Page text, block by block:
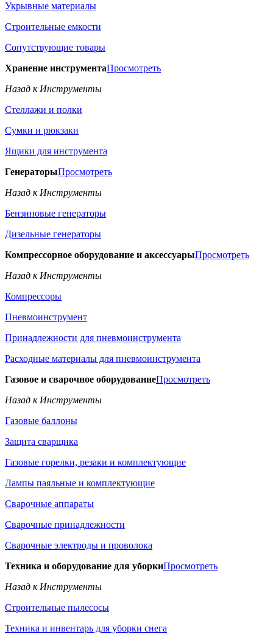
Укрывные материалы
Строительные емкости
Сопутствующие товары
Хранение инструментаПросмотреть
Назад к Инструменты
Стеллажи и полки
Сумки и рюкзаки
Ящики для инструмента
ГенераторыПросмотреть
Назад к Инструменты
Бензиновые генераторы
Дизельные генераторы
Компрессорное оборудование и аксессуарыПросмотреть
Назад к Инструменты
Компрессоры
Пневмоинструмент
Принадлежности для пневмоинструмента
Расходные материалы для пневмоинструмента
Газовое и сварочное оборудованиеПросмотреть
Назад к Инструменты
Газовые баллоны
Защита сварщика
Газовые горелки, резаки и комплектующие
Лампы паяльные и комплектующие
Сварочные аппараты
Сварочные принадлежности
Сварочные электроды и проволока
Техника и оборудование для уборкиПросмотреть
Назад к Инструменты
Строительные пылесосы
Техника и инвентарь для уборки снега